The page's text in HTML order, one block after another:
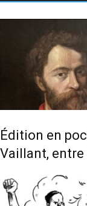
Édition en
Vaillant, entre